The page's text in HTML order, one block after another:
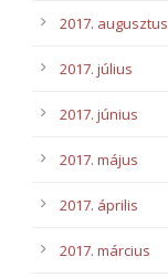
2017. augusztus
2017. július
2017. június
2017. május
2017. április
2017. március